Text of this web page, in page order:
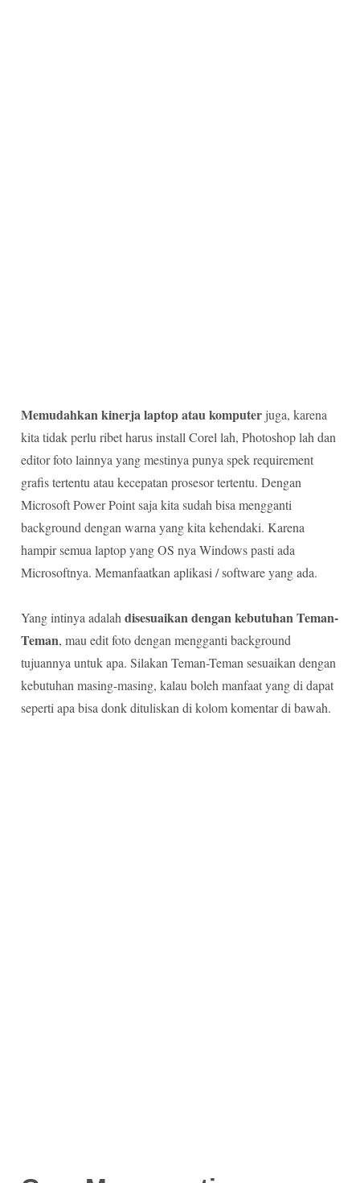
Memudahkan kinerja laptop atau komputer juga, karena
kita tidak perlu ribet harus install Corel lah, Photoshop lah dan
editor foto lainnya yang mestinya punya spek requirement
grafis tertentu atau kecepatan prosesor tertentu. Dengan
Microsoft Power Point saja kita sudah bisa mengganti
background dengan warna yang kita kehendaki. Karena
hampir semua laptop yang OS nya Windows pasti ada
Microsoftnya. Memanfaatkan aplikasi / software yang ada.
Yang intinya adalahdisesuaikan dengan kebutuhan Teman-
Teman, mau edit foto dengan mengganti background
tujuannya untuk apa. Silakan Teman-Teman sesuaikan dengan
kebutuhan masing-masing, kalau boleh manfaat yang di dapat
seperti apa bisa donk dituliskan di kolom komentar di bawah.